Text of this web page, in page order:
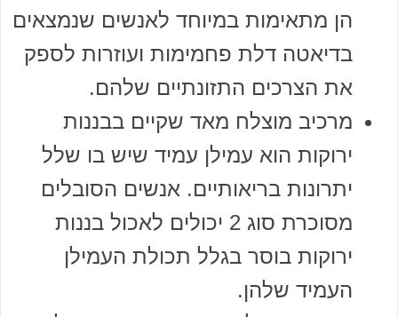
הן מתאימות במיוחד לאנשים שנמצאים
בדיאטה דלת פחמימות ועוזרות לספק
את הצרכים התזונתיים שלהם.
מרכיב מוצלח מאד שקיים בבננות
ירוקות הוא עמילן עמיד שיש בו שלל
יתרונות בריאותיים. אנשים הסובלים
מסוכרת סוג 2 יכולים לאכול בננות
ירוקות בוסר בגלל תכולת העמילן
העמיד שלהן.